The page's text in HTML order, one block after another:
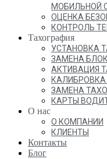
МОБИЛЬНОЙ
ОЦЕНКА
КОНТРОЛЬ
Тахография
УСТАНОВКА
ЗАМЕНА
АКТИВАЦИЯ
ЗАМЕНА
КАРТЫ
О нас
О КОМПАНИИ
КЛИЕНТЫ
Контакты
Блог